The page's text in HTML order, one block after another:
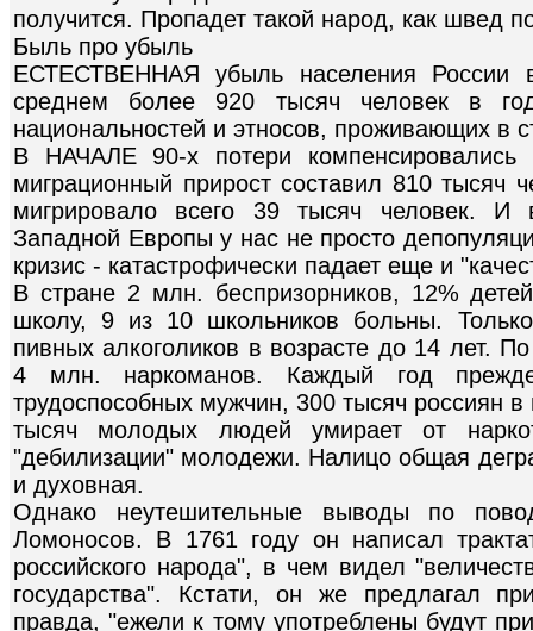
получится. Пропадет такой народ, как швед
Быль про убыль
ЕСТЕСТВЕННАЯ убыль населения России
среднем более 920 тысяч человек в
национальностей и этносов, проживающих в
В НАЧАЛЕ 90-х потери
миграционный прирост составил 810 тысяч
мигрировало всего 39 тысяч человек. И
Западной Европы у нас не просто
кризис - катастрофически падает еще и
В стране 2 млн. беспризорников, 12%
школу, 9 из 10 школьников больны.
пивных алкоголиков в возрасте до 14 лет.
4 млн. наркоманов. Каждый год
трудоспособных мужчин, 300 тысяч россиян в
тысяч молодых людей умирает от
"дебилизации" молодежи. Налицо общая
и духовная.
Однако неутешительные выводы по
Ломоносов. В 1761 году он написал
российского народа", в чем видел
государства". Кстати, он же предлагал
правда, "ежели к тому употреблены будут